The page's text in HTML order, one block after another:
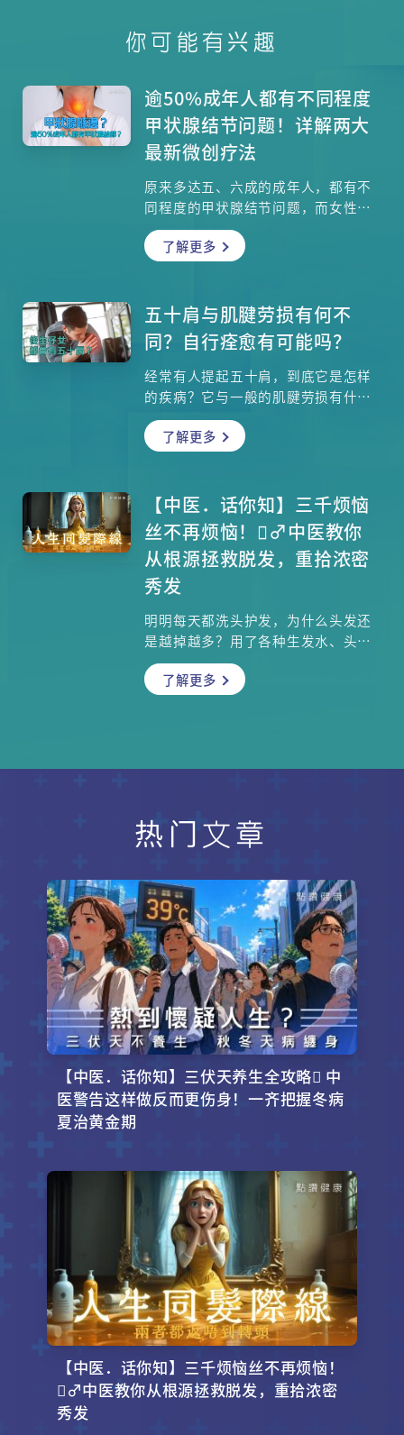
你可能有兴趣
逾50%成年人都有不同程度
甲状腺结节问题！详解两大
最新微创疗法
原来多达五、六成的成年人，都有不
同程度的甲状腺结节问题，而女性的
患病率更比男性高，到底这是一种什
么疾病？若属恶性结节，部分个案需
疗，外科专科陈永康医生会讲解不同
疗法适用于哪些病人？治疗过程是如
何的？
了解更多
五十肩与肌腱劳损有何不
同？自行痊愈有可能吗？
经常有人提起五十肩，到底它是怎样
的疾病？它与一般的肌腱劳损有什么
不同？我们怎样知道自己有否患上五
十肩？原来五十肩的发展分为三个阶
上五十肩？注册物理治疗师柳家祺将
为你一一解答。
了解更多
【中医．话你知】三千烦恼
丝不再烦恼！‍♂️中医教你
从根源拯救脱发，重拾浓密
秀发
明明每天都洗头护发，为什么头发还
是越掉越多？用了各种生发水、头皮
精华，效果却不如预期？其实，问题
可能不在于你用什么产品，而在于你
压力对头发的影响，带你全面认识脱
精和气血就会受损，头发自然会发出
警号——开始稀疏、枯黄、甚至大量脱
养发食疗方、穴位按摩法和中药外洗
方，让你能够对症调理，从根本改善
脱发问题。头发的健康，从了解自己
的身体开始！
了解更多
热门文章
【中医．话你知】三伏天养生全攻略 中
医警告这样做反而更伤身！一齐把握冬病
夏治黄金期
【中医．话你知】三千烦恼丝不再烦恼！
‍♂️中医教你从根源拯救脱发，重拾浓密
秀发